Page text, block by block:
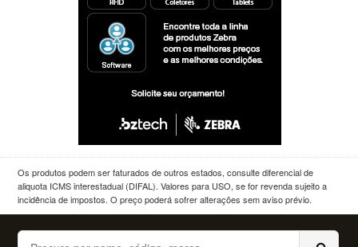
Os produtos podem ser faturados de outros estados, consulte diferencial de
aliquota ICMS interestadual (DIFAL). Valores para USO, se for revenda sujeito a
incidência de impostos. O preço poderá sofrer alterações sem aviso prévio.
Buscar